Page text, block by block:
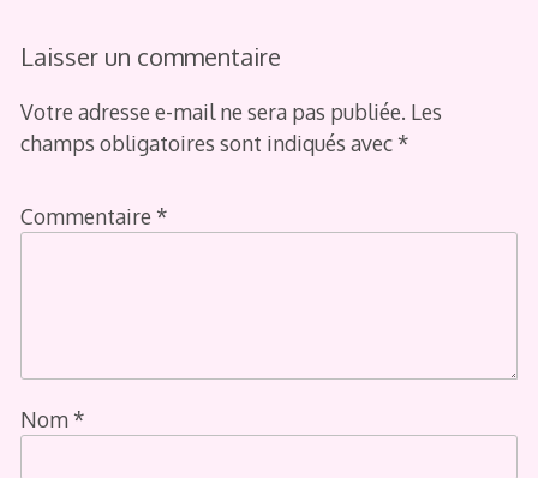
Laisser un commentaire
Votre adresse e-mail ne sera pas publiée. Les
champs obligatoires sont indiqués avec *
Commentaire *
Nom *